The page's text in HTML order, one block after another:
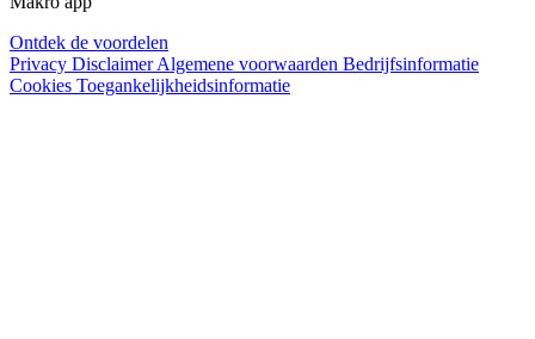
Ontdek de voordelen
Privacy DisclaimerAlgemene voorwaarden Bedrijfsinformatie
Cookies Toegankelijkheidsinformatie